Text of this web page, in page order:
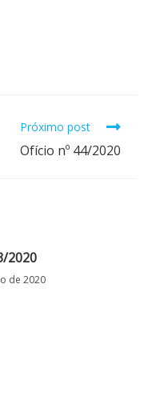
Próximo post
Ofício nº 44/2020
2020
de 2020